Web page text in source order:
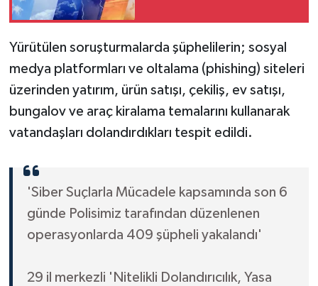
Yürütülen soruşturmalarda şüphelilerin; sosyal
medya platformları ve oltalama (phishing) siteleri
üzerinden yatırım, ürün satışı, çekiliş, ev satışı,
bungalov ve araç kiralama temalarını kullanarak
vatandaşları dolandırdıkları tespit edildi.
'Siber Suçlarla Mücadele kapsamında son 6
günde Polisimiz tarafından düzenlenen
operasyonlarda 409 şüpheli yakalandı'
29 il merkezli 'Nitelikli Dolandırıcılık, Yasa